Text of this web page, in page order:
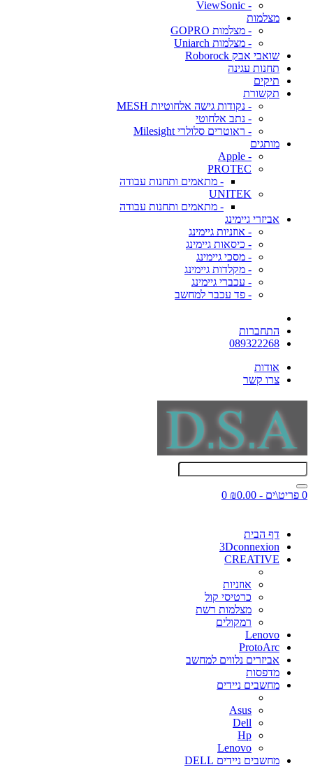
- ViewSonic
מצלמות
- מצלמות GOPRO
- מצלמות Uniarch
שואבי אבק Roborock
תחנות עגינה
תיקים
תקשורת
- נקודות גישה אלחוטיות MESH
- נתב אלחוטי
- ראוטרים סלולרי Milesight
מותגים
- Apple
PROTEC
- מתאמים ותחנות עבודה
UNITEK
- מתאמים ותחנות עבודה
אביזרי גיימינג
- אוזניות גיימינג
- כיסאות גיימינג
- מסכי גיימינג
- מקלדות גיימינג
- עכברי גיימינג
- פד עכבר למחשב
התחברות
089322268
אודות
צרו קשר
0 פריט\ים - ₪0.00 0
דף הבית
3Dconnexion
CREATIVE
אוזניות
כרטיסי קול
מצלמות רשת
רמקולים
Lenovo
ProtoArc
אביזרים נלווים למחשב
מדפסות
מחשבים ניידים
Asus
Dell
Hp
Lenovo
מחשבים ניידים DELL